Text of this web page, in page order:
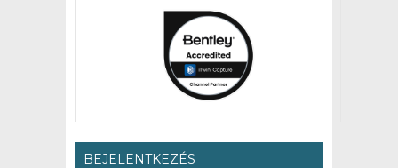
BEJELENTKEZÉS